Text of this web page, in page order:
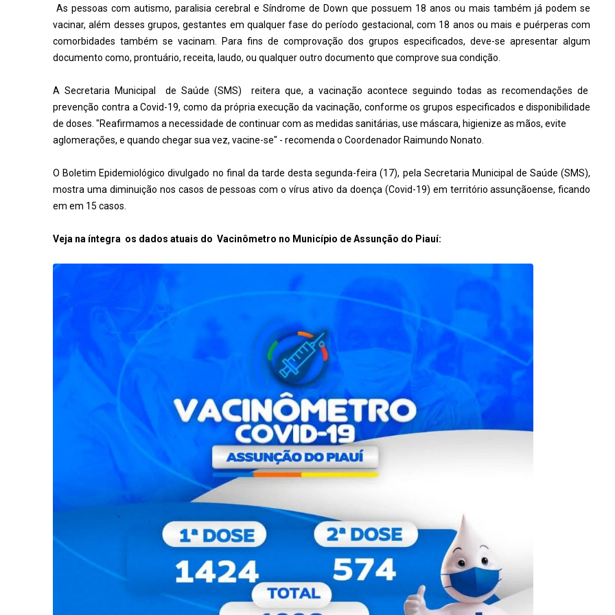
As pessoas com autismo, paralisia cerebral e Síndrome de Down que possuem 18 anos ou mais também já podem se
vacinar, além desses grupos, gestantes em qualquer fase do período gestacional, com 18 anos ou mais e puérperas com
comorbidades também se vacinam. Para fins de comprovação dos grupos especificados, deve-se apresentar algum
documento como, prontuário, receita, laudo, ou qualquer outro documento que comprove sua condição.
A Secretaria Municipal de Saúde (SMS) reitera que, a vacinação acontece seguindo todas as recomendações de
prevenção contra a Covid-19, como da própria execução da vacinação, conforme os grupos especificados e disponibilidade
de doses. "Reafirmamos a necessidade de continuar com as medidas sanitárias, use máscara, higienize as mãos, evite
aglomerações, e quando chegar sua vez, vacine-se" - recomenda o Coordenador Raimundo Nonato.
O Boletim Epidemiológico divulgado no final da tarde desta segunda-feira (17), pela Secretaria Municipal de Saúde (SMS),
mostra uma diminuição nos casos de pessoas com o vírus ativo da doença (Covid-19) em território assunçãoense, ficando
em em 15 casos.
Veja na íntegra os dados atuais do Vacinômetro no Município de Assunção do Piauí: